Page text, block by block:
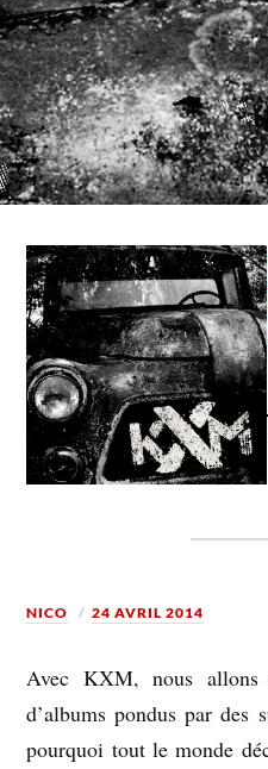
NICO 24 AVRIL 2014
Avec KXM, nous allons
d’albums pondus par des
pourquoi tout le monde